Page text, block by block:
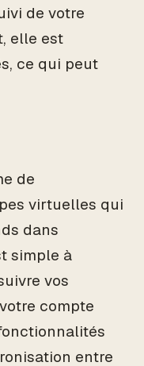
de votre
elle est
ce qui peut
de
virtuelles qui
dans
simple à
vos
compte
entre